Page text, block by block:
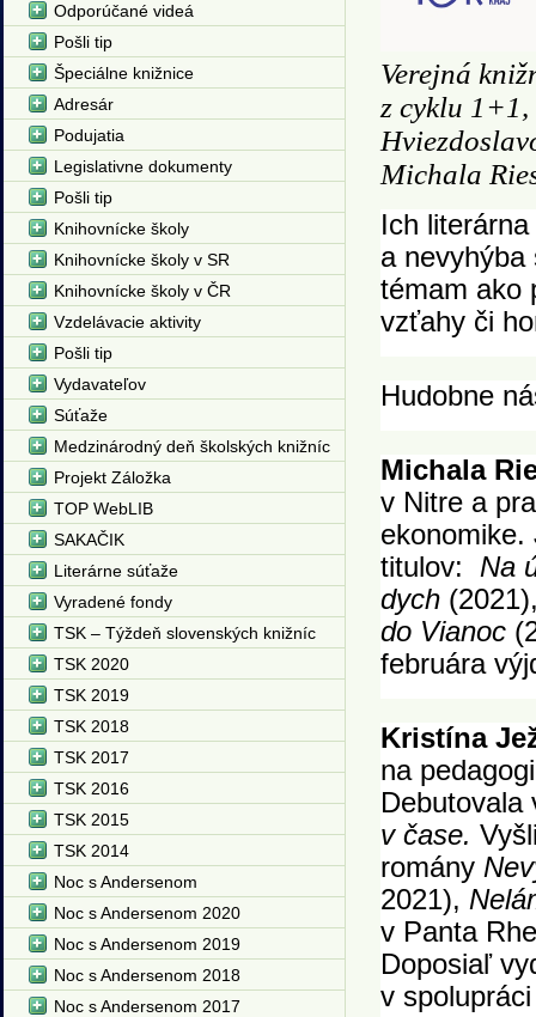
Verejná
z cyklu
Michala
Ich
a nevyhýba
témam ako
vzťahy či
Hudobne
Michala
v Nitre a
ekonomike.
titulov: Na
dych
do Vianoc
februára
Kristína
na
v čase.
romány
2021),
v Panta
Doposiaľ
v
Odporúčané videá
Pošli tip
Špeciálne knižnice
Adresár
Podujatia
Legislativne dokumenty
Pošli tip
Knihovnícke školy
Knihovnícke školy v SR
Knihovnícke školy v ČR
Vzdelávacie aktivity
Pošli tip
Vydavateľov
Súťaže
Medzinárodný deň školských knižníc
Projekt Záložka
TOP WebLIB
SAKAČIK
Literárne súťaže
Vyradené fondy
TSK – Týždeň slovenských knižníc
TSK 2020
TSK 2019
TSK 2018
TSK 2017
TSK 2016
TSK 2015
TSK 2014
Noc s Andersenom
Noc s Andersenom 2020
Noc s Andersenom 2019
Noc s Andersenom 2018
Noc s Andersenom 2017